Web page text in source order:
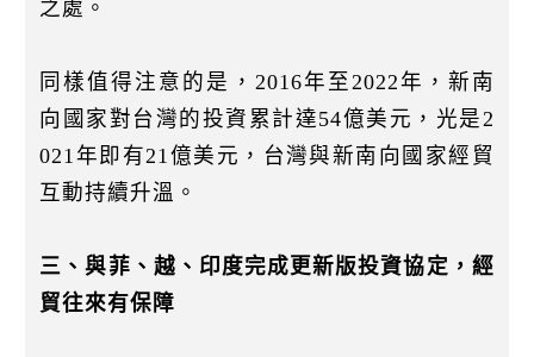
之處。
同樣值得注意的是，2016年至2022年，新南
向國家對台灣的投資累計達54億美元，光是2
021年即有21億美元，台灣與新南向國家經貿
互動持續升溫。
三、與菲、越、印度完成更新版投資協定，經
貿往來有保障